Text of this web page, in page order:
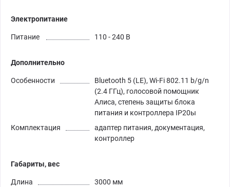
Электропитание
Питание 110 - 240 В
Дополнительно
Особенности
Bluetooth 5 (LE), Wi-Fi 802.11 b/g/n
(2.4 ГГц), голосовой помощник
Алиса, степень защиты блока
питания и контроллера IP20ы
Комплектация
адаптер питания, документация,
контроллер
Габариты, вес
Длина
3000 мм